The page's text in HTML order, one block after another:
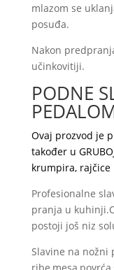
mlazom se
posuđa.
Nakon
učinkovitiji.
PODNE
Ovaj prozvod je
također u
krumpira, rajčice
Profesionalne
pranja u
postoji još niz
Slavine na nožni